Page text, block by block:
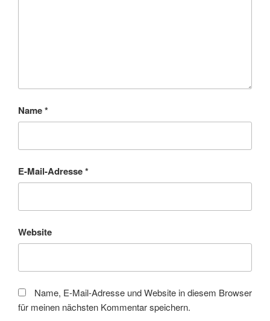
Name*
E-Mail-Adresse*
Website
Name, E-Mail-Adresse und Website in diesem Browser
für meinen nächsten Kommentar speichern.